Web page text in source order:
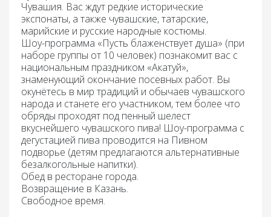
Чувашия. Вас ждут редкие исторические
экспонаты, а также чувашские, татарские,
марийские и русские народные костюмы.
Шоу-программа «Пусть блаженствует душа» (при
наборе группы от 10 человек) познакомит вас с
национальным праздником «Акатуй»,
знаменующий окончание посевных работ. Вы
окунётесь в мир традиций и обычаев чувашского
народа и станете его участником, тем более что
обряды проходят под пенный шелест
вкуснейшего чувашского пива! Шоу-программа с
дегустацией пива проводится на Пивном
подворье (детям предлагаются альтернативные
безалкогольные напитки).
Обед в ресторане города.
Возвращение в Казань.
Свободное время.